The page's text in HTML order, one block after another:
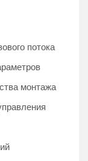
потока
монтажа